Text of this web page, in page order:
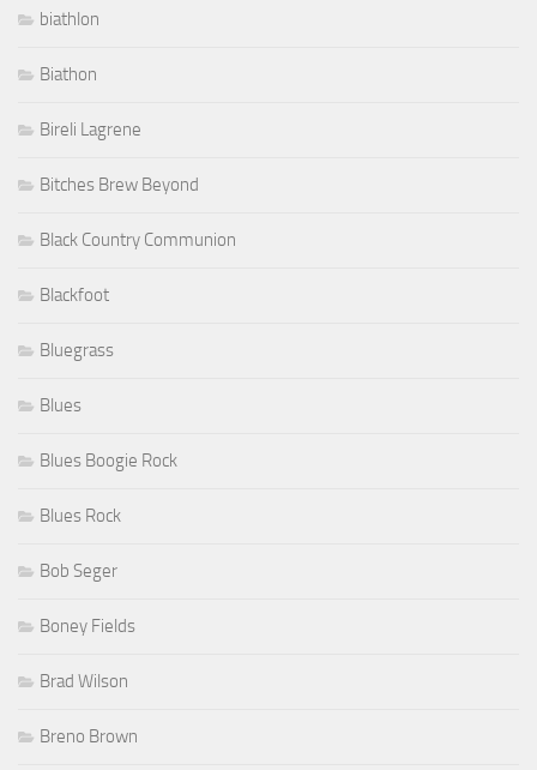
biathlon
Biathon
Bireli Lagrene
Bitches Brew Beyond
Black Country Communion
Blackfoot
Bluegrass
Blues
Blues Boogie Rock
Blues Rock
Bob Seger
Boney Fields
Brad Wilson
Breno Brown